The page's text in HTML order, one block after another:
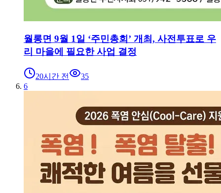
월롱면 9월 1일 ‘주민총회’ 개최, 사전투표로 우
리 마을에 필요한 사업 결정
20시간 전
35
6